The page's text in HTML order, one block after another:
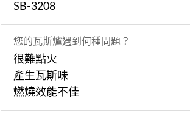
SB-3208
您的瓦斯爐遇到何種問題？
很難點火
產生瓦斯味
燃燒效能不佳